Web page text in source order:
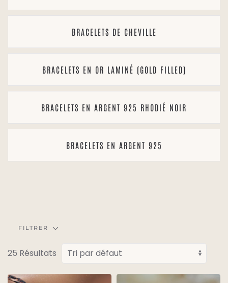
BRACELETS DE CHEVILLE
BRACELETS EN OR LAMINÉ (GOLD FILLED)
BRACELETS EN ARGENT 925 RHODIÉ NOIR
BRACELETS EN ARGENT 925
FILTRER
25 Résultats